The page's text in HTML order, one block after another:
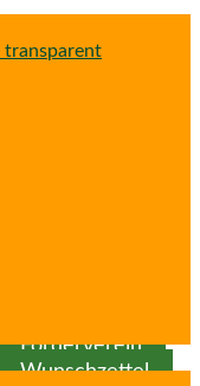
Förderverein
Wunschzettel